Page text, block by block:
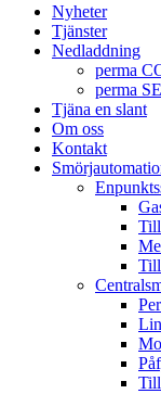
Nyheter
Tjänster
Nedladdning
perma
perma
Tjäna en slant
Om oss
Kontakt